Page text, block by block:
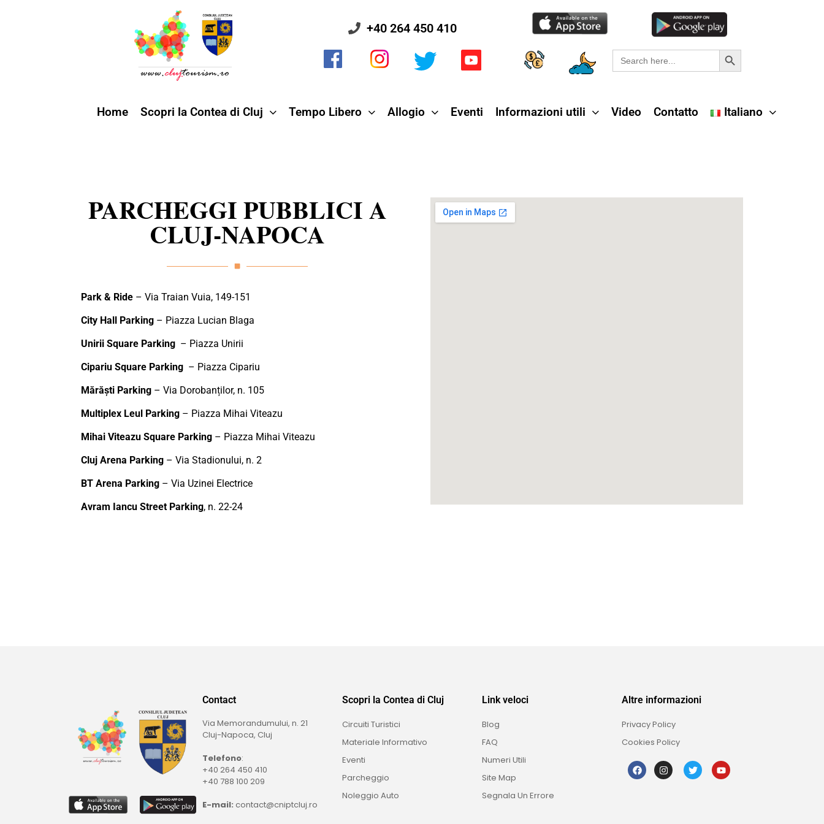
+40 264 450 410
Search
for:
Search Button
Home Scopri la Contea di Cluj Tempo Libero Allogio Eventi Informazioni utili Video Contatto Italiano
PARCHEGGI PUBBLICI A
CLUJ-NAPOCA
Park & Ride – Via Traian Vuia, 149-151
City Hall Parking – Piazza Lucian Blaga
Unirii Square Parking – Piazza Unirii
Cipariu Square Parking – Piazza Cipariu
Mărăști Parking – Via Dorobanților, n. 105
Multiplex Leul Parking – Piazza Mihai Viteazu
Mihai Viteazu Square Parking – Piazza Mihai Viteazu
Cluj Arena Parking – Via Stadionului, n. 2
BT Arena Parking – Via Uzinei Electrice
Avram Iancu Street Parking, n. 22-24
Contact
Via Memorandumului, n. 21
Cluj-Napoca, Cluj
Telefono:
+40 264 450 410
+40 788 100 209
E-mail: contact@cniptcluj.ro
Scopri la Contea di Cluj
Circuiti Turistici
Materiale Informativo
Eventi
Parcheggio
Noleggio Auto
Link veloci
Blog
FAQ
Numeri Utili
Site Map
Segnala Un Errore
Altre informazioni
Privacy Policy
Cookies Policy